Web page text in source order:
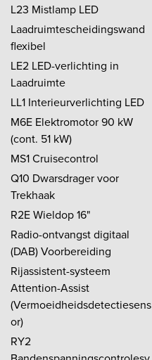
L23 Mistlamp LED
Laadruimtescheidingswand
flexibel
LE2 LED-verlichting in
Laadruimte
LL1 Interieurverlichting LED
M6E Elektromotor 90 kW
(cont. 51 kW)
MS1 Cruisecontrol
Q10 Dwarsdrager voor
Trekhaak
R2E Wieldop 16"
Radio-ontvangst digitaal
(DAB) Voorbereiding
Rijassistent-systeem
Attention-Assist
(Vermoeidheidsdetectiesens
or)
RY2